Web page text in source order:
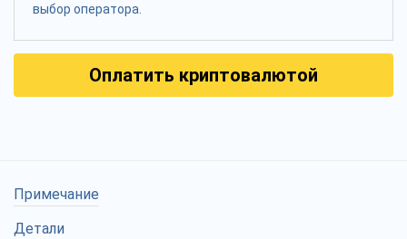
выбор оператора.
Оплатить криптовалютой
Примечание
Детали